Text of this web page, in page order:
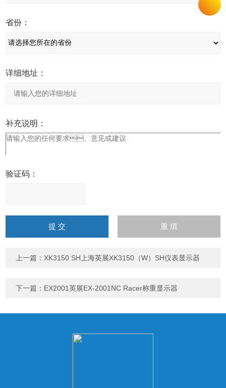
省份：
详细地址：
补充说明：
验证码：
字），如：三加四=7
上一篇： XK3150 SH上海英展XK3150（W）SH仪表显示器
下一篇： EX2001英展EX-2001NC Racer称重显示器